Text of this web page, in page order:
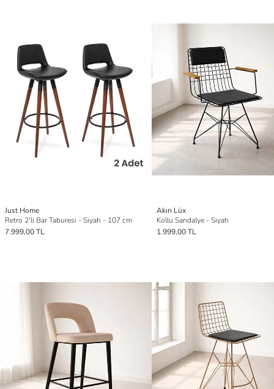
Just Home
Retro 2'li Bar Taburesi - Siyah - 107 cm
7.999,00 TL
Akın Lüx
Kollu Sandalye - Siyah
1.999,00 TL